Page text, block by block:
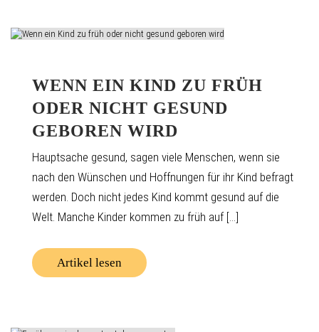
WENN EIN KIND ZU FRÜH
ODER NICHT GESUND
GEBOREN WIRD
Hauptsache gesund, sagen viele Menschen, wenn sie
nach den Wünschen und Hoffnungen für ihr Kind befragt
werden. Doch nicht jedes Kind kommt gesund auf die
Welt. Manche Kinder kommen zu früh auf [...]
Artikel lesen